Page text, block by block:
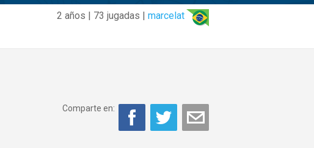
2 años | 73 jugadas | marcelat
Comparte en: